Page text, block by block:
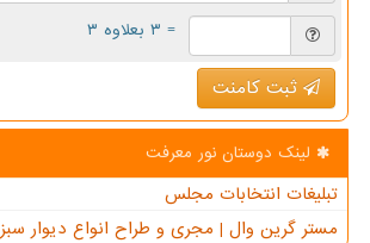
= ۳ بعلاوه ۳
ثبت کامنت
لینک دوستان نور معرفت
تبلیغات انتخابات مجلس
مستر گرین وال | مجری و طراح انواع دیوار سبز